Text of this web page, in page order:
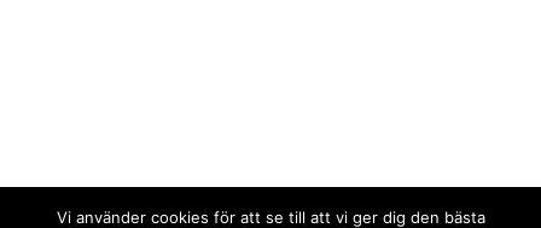
Vi använder cookies för att se till att vi ger dig den bästa